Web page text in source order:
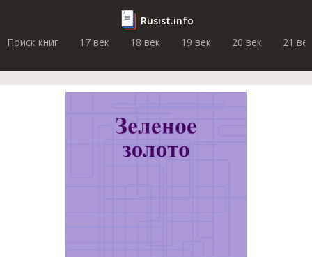
Rusist.info
Поиск книг
17 век 18 век 19 век 20 век 21 век